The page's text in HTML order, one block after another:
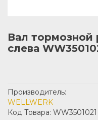
Вал тормозной
слева
Производитель:
WELLWERK
Код Товара: WW3501021